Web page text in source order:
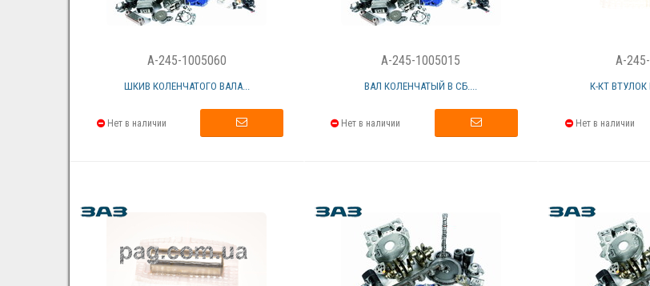
A-245-1005060
ШКИВ КОЛЕНЧАТОГО ВАЛА...
Нет в наличии
A-245-1005015
ВАЛ КОЛЕНЧАТЫЙ В СБ....
Нет в наличии
A-
К-КТ
Нет в наличии